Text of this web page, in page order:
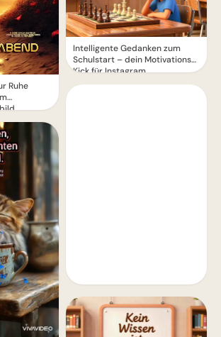
Ruhe
Intelligente Gedanken zum
Schulstart – dein Motivations-
Kick für Instagram